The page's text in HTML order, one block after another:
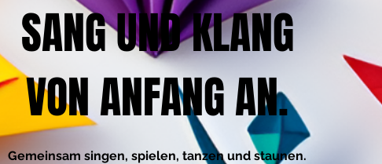
SANG UND KLANG
VON ANFANG AN.
Gemeinsam singen, spielen, tanzen und staunen.